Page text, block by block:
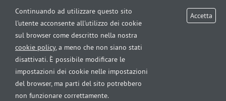
Continuando ad utilizzare questo sito
l'utente acconsente all'utilizzo dei cookie
sul browser come descritto nella nostra
cookie policy, a meno che non siano stati
disattivati. È possibile modificare le
impostazioni dei cookie nelle impostazioni
del browser, ma parti del sito potrebbero
non funzionare correttamente.
Accetta